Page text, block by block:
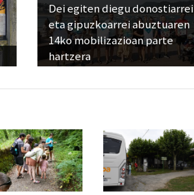
Dei egiten diegu donostiarrei
eta gipuzkoarrei abuztuaren
14ko mobilizazioan parte
hartzera